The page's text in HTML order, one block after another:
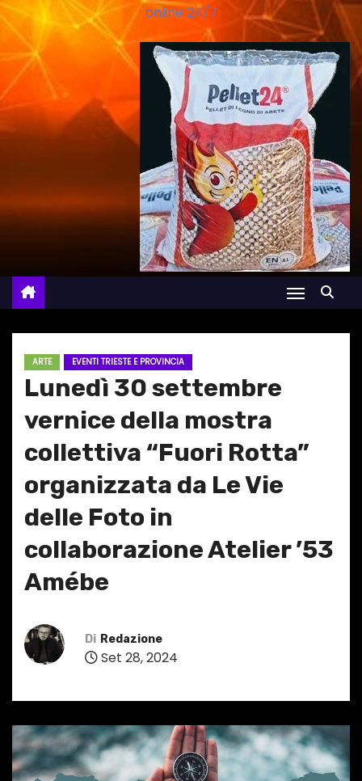
online 24/7
ARTE EVENTI TRIESTE E PROVINCIA
Lunedì 30 settembre
vernice della mostra
collettiva “Fuori Rotta”
organizzata da Le Vie
delle Foto in
collaborazione Atelier ’53
Amébe
Di Redazione
Set 28, 2024